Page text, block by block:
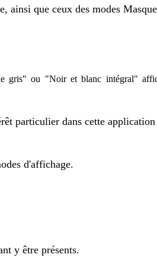
ainsi que ceux des modes
gris" ou "Noir et blanc intégral"
particulier dans cette
d'affichage.
y être présents.